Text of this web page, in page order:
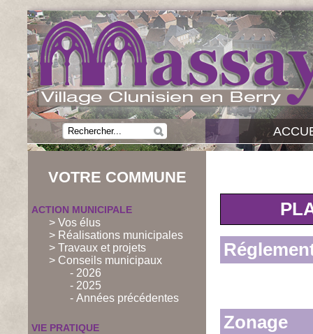
VOTRE COMMUNE
ACTION MUNICIPALE
> Vos élus
> Réalisations municipales
> Travaux et projets
> Conseils municipaux
- 2026
- 2025
- Années précédentes
VIE PRATIQUE Zonage